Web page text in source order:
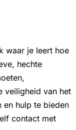
waar je leert hoe
hechte
veiligheid van het
en hulp te bieden
contact met